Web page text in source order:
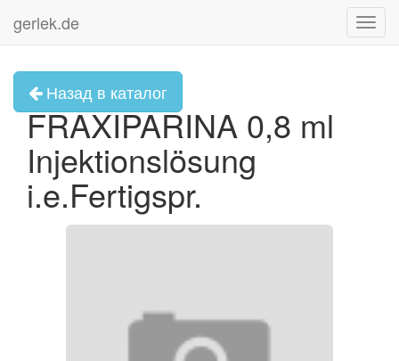
gerlek.de
Назад в каталог
FRAXIPARINA 0,8 ml
Injektionslösung
i.e.Fertigspr.